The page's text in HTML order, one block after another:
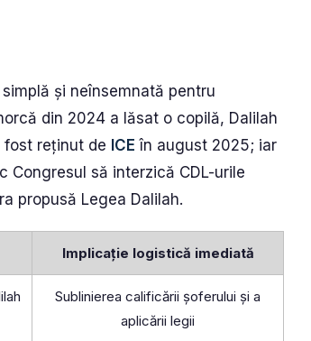
și neînsemnată pentru
din 2024 a lăsat o copilă, Dalilah
fost reținut de ICE în august 2025; iar
Congresul să interzică CDL-urile
propusă Legea Dalilah.
Implicație logistică imediată
Sublinierea calificării șoferului și a
aplicării legii